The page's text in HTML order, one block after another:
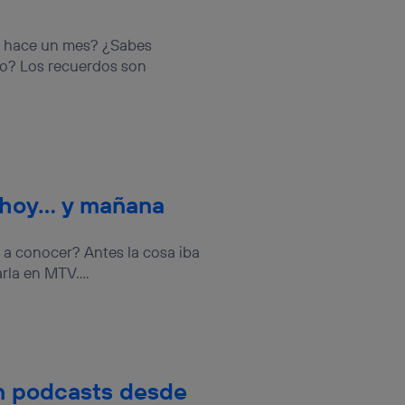
un mes? ¿Sabes
Los recuerdos son
y mañana
conocer? Antes la cosa iba
en MTV....
podcasts desde
se
que